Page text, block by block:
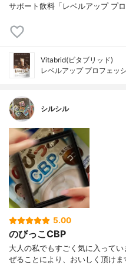
サポート飲料「レベルアップ プ
Vitabrid(ビタブリッド)
レベルアップ プロフェッ
シルシル
5.00
のびっこCBP
大人の私でもすごく気に入って
ぜることにより、おいしく頂け